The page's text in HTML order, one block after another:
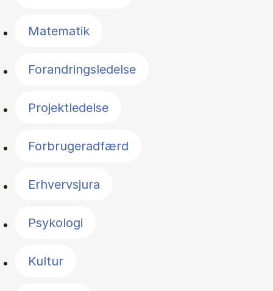
Matematik
Forandringsledelse
Projektledelse
Forbrugeradfærd
Erhvervsjura
Psykologi
Kultur